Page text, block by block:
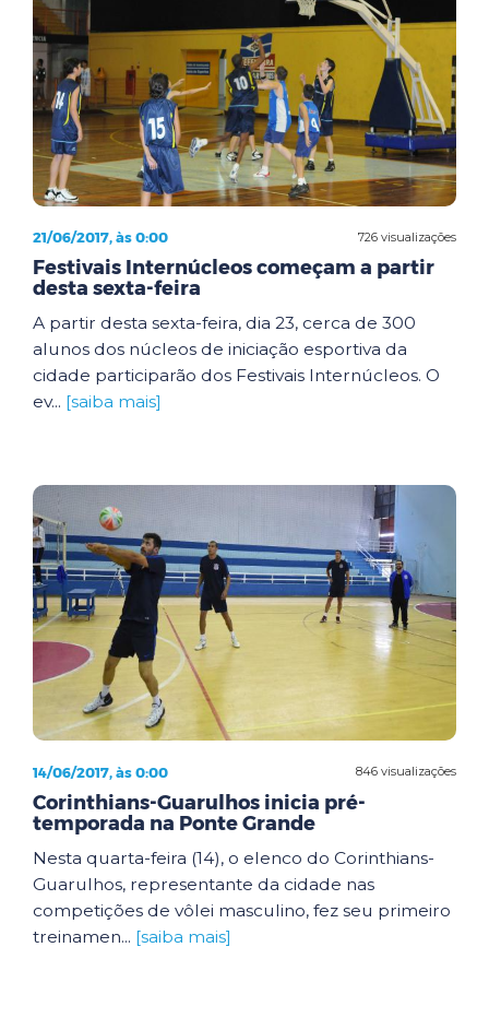
726 visualizações
21/06/2017, às 0:00
Festivais Internúcleos começam a partir
desta sexta-feira
A partir desta sexta-feira, dia 23, cerca de 300
alunos dos núcleos de iniciação esportiva da
cidade participarão dos Festivais Internúcleos. O
ev... [saiba mais]
846 visualizações
14/06/2017, às 0:00
Corinthians-Guarulhos inicia pré-
temporada na Ponte Grande
Nesta quarta-feira (14), o elenco do Corinthians-
Guarulhos, representante da cidade nas
competições de vôlei masculino, fez seu primeiro
treinamen... [saiba mais]